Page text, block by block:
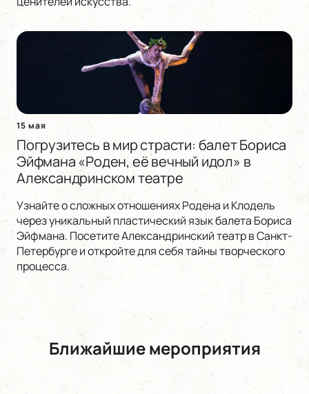
15 мая
Погрузитесь в мир страсти: балет Бориса
Эйфмана «Роден, её вечный идол» в
Александринском театре
Узнайте о сложных отношениях Родена и Клодель
через уникальный пластический язык балета Бориса
Эйфмана. Посетите Александринский театр в Санкт-
Петербурге и откройте для себя тайны творческого
процесса.
Ближайшие мероприятия